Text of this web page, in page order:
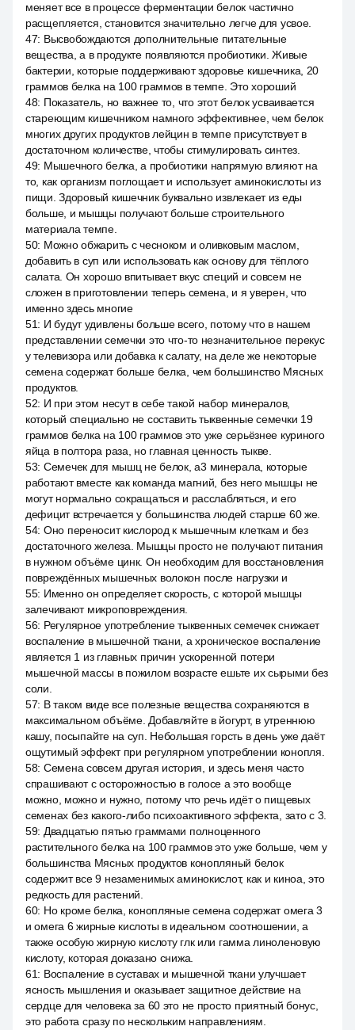
меняет все в процессе ферментации белок частично
расщепляется, становится значительно легче для усвое.
47: Высвобождаются дополнительные питательные
вещества, а в продукте появляются пробиотики. Живые
бактерии, которые поддерживают здоровье кишечника, 20
граммов белка на 100 граммов в темпе. Это хороший
48: Показатель, но важнее то, что этот белок усваивается
стареющим кишечником намного эффективнее, чем белок
многих других продуктов лейцин в темпе присутствует в
достаточном количестве, чтобы стимулировать синтез.
49: Мышечного белка, а пробиотики напрямую влияют на
то, как организм поглощает и использует аминокислоты из
пищи. Здоровый кишечник буквально извлекает из еды
больше, и мышцы получают больше строительного
материала темпе.
50: Можно обжарить с чесноком и оливковым маслом,
добавить в суп или использовать как основу для тёплого
салата. Он хорошо впитывает вкус специй и совсем не
сложен в приготовлении теперь семена, и я уверен, что
именно здесь многие
51: И будут удивлены больше всего, потому что в нашем
представлении семечки это что-то незначительное перекус
у телевизора или добавка к салату, на деле же некоторые
семена содержат больше белка, чем большинство Мясных
продуктов.
52: И при этом несут в себе такой набор минералов,
который специально не составить тыквенные семечки 19
граммов белка на 100 граммов это уже серьёзнее куриного
яйца в полтора раза, но главная ценность тыкве.
53: Семечек для мышц не белок, a3 минерала, которые
работают вместе как команда магний, без него мышцы не
могут нормально сокращаться и расслабляться, и его
дефицит встречается у большинства людей старше 60 же.
54: Оно переносит кислород к мышечным клеткам и без
достаточного железа. Мышцы просто не получают питания
в нужном объёме цинк. Он необходим для восстановления
повреждённых мышечных волокон после нагрузки и
55: Именно он определяет скорость, с которой мышцы
залечивают микроповреждения.
56: Регулярное употребление тыквенных семечек снижает
воспаление в мышечной ткани, а хроническое воспаление
является 1 из главных причин ускоренной потери
мышечной массы в пожилом возрасте ешьте их сырыми без
соли.
57: В таком виде все полезные вещества сохраняются в
максимальном объёме. Добавляйте в йогурт, в утреннюю
кашу, посыпайте на суп. Небольшая горсть в день уже даёт
ощутимый эффект при регулярном употреблении конопля.
58: Семена совсем другая история, и здесь меня часто
спрашивают с осторожностью в голосе а это вообще
можно, можно и нужно, потому что речь идёт о пищевых
семенах без какого-либо психоактивного эффекта, зато с 3.
59: Двадцатью пятью граммами полноценного
растительного белка на 100 граммов это уже больше, чем у
большинства Мясных продуктов конопляный белок
содержит все 9 незаменимых аминокислот, как и киноа, это
редкость для растений.
60: Но кроме белка, конопляные семена содержат омега 3
и омега 6 жирные кислоты в идеальном соотношении, а
также особую жирную кислоту глк или гамма линоленовую
кислоту, которая доказано снижа.
61: Воспаление в суставах и мышечной ткани улучшает
ясность мышления и оказывает защитное действие на
сердце для человека за 60 это не просто приятный бонус,
это работа сразу по нескольким направлениям.